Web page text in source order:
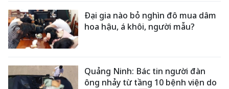
Đại gia nào bỏ nghìn đô mua dâm
hoa hậu, á khôi, người mẫu?
Quảng Ninh: Bác tin người đàn
ông nhảy từ tầng 10 bệnh viện do